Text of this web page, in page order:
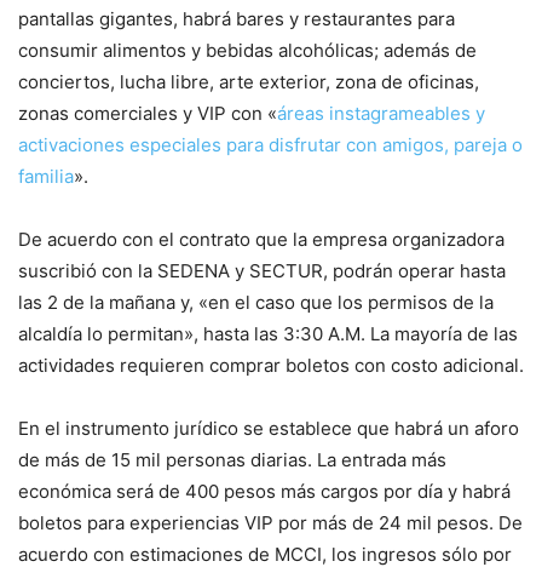
pantallas gigantes, habrá bares y restaurantes para
consumir alimentos y bebidas alcohólicas; además de
conciertos, lucha libre, arte exterior, zona de oficinas,
zonas comerciales y VIP con «áreas instagrameables y
activaciones especiales para disfrutar con amigos, pareja o
familia».
De acuerdo con el contrato que la empresa organizadora
suscribió con la SEDENA y SECTUR, podrán operar hasta
las 2 de la mañana y, «en el caso que los permisos de la
alcaldía lo permitan», hasta las 3:30 A.M. La mayoría de las
actividades requieren comprar boletos con costo adicional.
En el instrumento jurídico se establece que habrá un aforo
de más de 15 mil personas diarias. La entrada más
económica será de 400 pesos más cargos por día y habrá
boletos para experiencias VIP por más de 24 mil pesos. De
acuerdo con estimaciones de MCCI, los ingresos sólo por